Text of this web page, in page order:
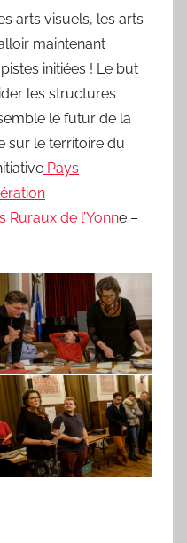
arts visuels, les arts
maintenant
initiées ! Le but
les structures
le futur de la
sur le territoire du
Pays
de l’Yonne –